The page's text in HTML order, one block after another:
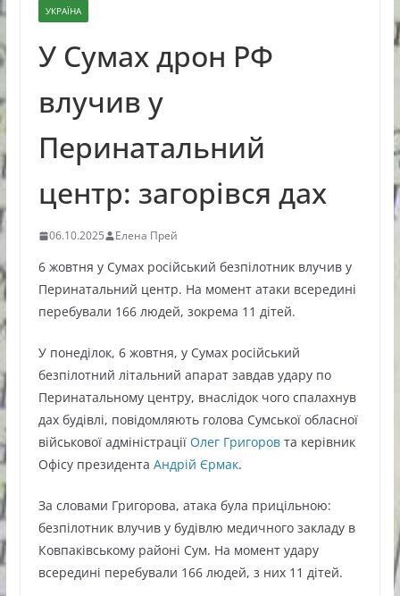
УКРАЇНА
У Сумах дрон РФ
влучив у
Перинатальний
центр: загорівся дах
06.10.2025 Елена Прей
6 жовтня у Сумах російський безпілотник влучив у
Перинатальний центр. На момент атаки всередині
перебували 166 людей, зокрема 11 дітей.
У понеділок, 6 жовтня, у Сумах російський
безпілотний літальний апарат завдав удару по
Перинатальному центру, внаслідок чого спалахнув
дах будівлі, повідомляють голова Сумської обласної
військової адміністрації Олег Григоровта керівник
Офісу президента Андрій Єрмак.
За словами Григорова, атака була прицільною:
безпілотник влучив у будівлю медичного закладу в
Ковпаківському районі Сум. На момент удару
всередині перебували 166 людей, з них 11 дітей.